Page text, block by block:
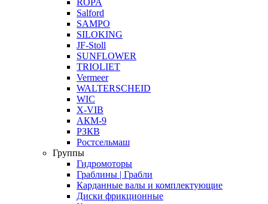
ROPA
Salford
SAMPO
SILOKING
JF-Stoll
SUNFLOWER
TRIOLIET
Vermeer
WALTERSCHEID
WIC
X-VIB
АКМ-9
РЗКВ
Ростсельмаш
Группы
Гидромоторы
Граблины | Грабли
Карданные валы и комплектующие
Диски фрикционные